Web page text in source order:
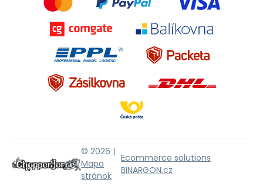
© 2026 |
Mapa
stránok
Ecommerce solutions
BINARGON.cz